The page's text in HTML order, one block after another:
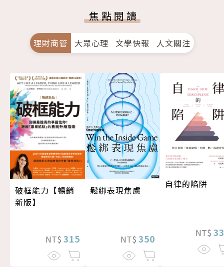
焦點閱讀
理財商管 大眾心理 文學快報 人文關注
破框能力【暢銷
新版】
NT$ 315
鬆綁表現焦慮
NT$ 350
自律的陷阱
NT$